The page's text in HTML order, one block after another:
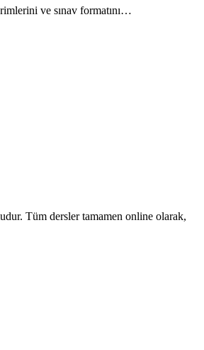
ve sınav formatını…
Tüm dersler tamamen online olarak,